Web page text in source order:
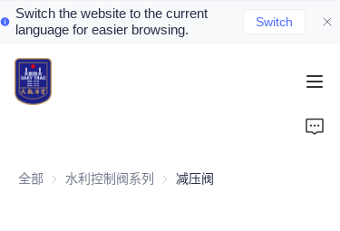
Switch the website to the current
language for easier browsing.
Switch
全部 水利控制阀系列 水利控制阀系列
减压阀
Home